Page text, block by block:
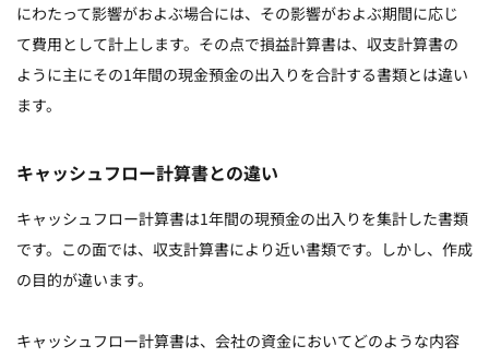
にわたって影響がおよぶ場合には、その影響がおよぶ期間に応じ
て費用として計上します。その点で損益計算書は、収支計算書の
ように主にその1年間の現金預金の出入りを合計する書類とは違い
ます。
キャッシュフロー計算書との違い
キャッシュフロー計算書は1年間の現預金の出入りを集計した書類
です。この面では、収支計算書により近い書類です。しかし、作成
の目的が違います。
キャッシュフロー計算書は、会社の資金においてどのような内容